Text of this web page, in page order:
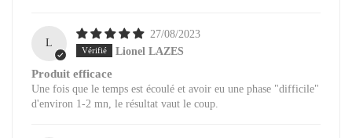
L
27/08/2023
Lionel LAZES
Produit efficace
Une fois que le temps est écoulé et avoir eu une phase "difficile"
d'environ 1-2 mn, le résultat vaut le coup.